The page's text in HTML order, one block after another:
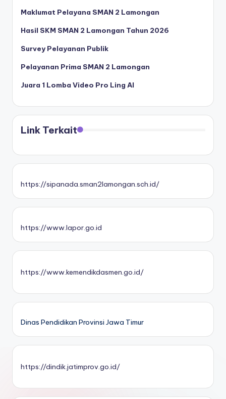
Maklumat Pelayana SMAN 2 Lamongan
Hasil SKM SMAN 2 Lamongan Tahun 2026
Survey Pelayanan Publik
Pelayanan Prima SMAN 2 Lamongan
Juara 1 Lomba Video Pro Ling AI
Link Terkait
https://sipanada.sman2lamongan.sch.id/
https://www.lapor.go.id
https://www.kemendikdasmen.go.id/
Dinas Pendidikan Provinsi Jawa Timur
https://dindik.jatimprov.go.id/